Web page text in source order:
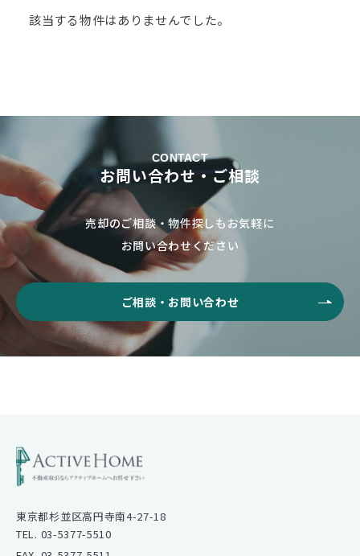
該当する物件はありませんでした。
CONTACT
お問い合わせ・ご相談
売却のご相談・物件探しもお気軽に
お問い合わせください
ご相談・お問い合わせ
東京都杉並区高円寺南4-27-18
TEL. 03-5377-5510